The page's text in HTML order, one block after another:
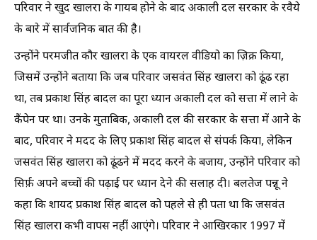
परिवार ने खुद खालरा के गायब होने के बाद अकाली दल सरकार के रवैये
के बारे में सार्वजनिक बात की है।
उन्होंने परमजीत कौर खालरा के एक वायरल वीडियो का ज़िक्र किया,
जिसमें उन्होंने बताया कि जब परिवार जसवंत सिंह खालरा को ढूंढ रहा
था, तब प्रकाश सिंह बादल का पूरा ध्यान अकाली दल को सत्ता में लाने के
कैंपेन पर था। उनके मुताबिक, अकाली दल की सरकार के सत्ता में आने के
बाद, परिवार ने मदद के लिए प्रकाश सिंह बादल से संपर्क किया, लेकिन
जसवंत सिंह खालरा को ढूंढने में मदद करने के बजाय, उन्होंने परिवार को
सिर्फ़ अपने बच्चों की पढ़ाई पर ध्यान देने की सलाह दी। बलतेज पन्नू ने
कहा कि शायद प्रकाश सिंह बादल को पहले से ही पता था कि जसवंत
सिंह खालरा कभी वापस नहीं आएंगे। परिवार ने आखिरकार 1997 में